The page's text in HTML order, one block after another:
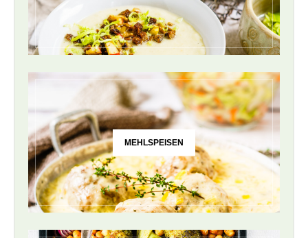
MEHLSPEISEN